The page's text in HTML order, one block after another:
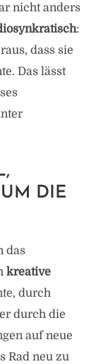
nicht anders
:
dass sie
Das lässt
DIE
das
kreative
durch
durch die
auf neue
Rad neu zu